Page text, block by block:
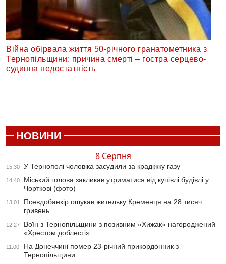
Війна обірвала життя 50-річного гранатометника з
Тернопільщини: причина смерті – гостра серцево-
судинна недостатність
НОВИНИ
8 Серпня
15:30 У Тернополі чоловіка засудили за крадіжку газу
14:40
Міський голова закликав утриматися від купівлі будівлі у
Чорткові (фото)
13:01
Псевдобанкір ошукав жительку Кременця на 28 тисяч
гривень
12:27
Воїн з Тернопільщини з позивним «Хижак» нагороджений
«Хрестом доблесті»
11:00
На Донеччині помер 23-річний прикордонник з
Тернопільщини